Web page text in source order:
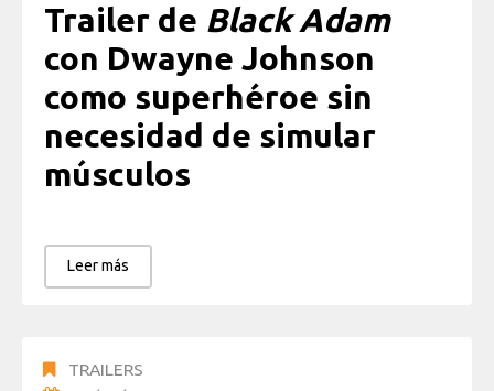
Trailer de Black Adam
con Dwayne Johnson
como superhéroe sin
necesidad de simular
músculos
Leer más
TRAILERS